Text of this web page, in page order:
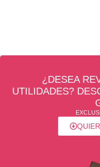
¿DESEA
UTILIDADES?